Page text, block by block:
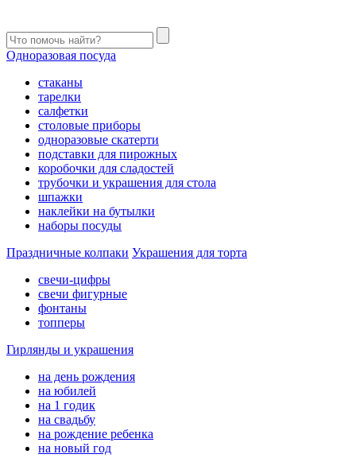
Одноразовая посуда
стаканы
тарелки
салфетки
столовые приборы
одноразовые скатерти
подставки для пирожных
коробочки для сладостей
трубочки и украшения для стола
шпажки
наклейки на бутылки
наборы посуды
Праздничные колпаки Украшения для торта
свечи-цифры
свечи фигурные
фонтаны
топперы
Гирлянды и украшения
на день рождения
на юбилей
на 1 годик
на свадьбу
на рождение ребенка
на новый год